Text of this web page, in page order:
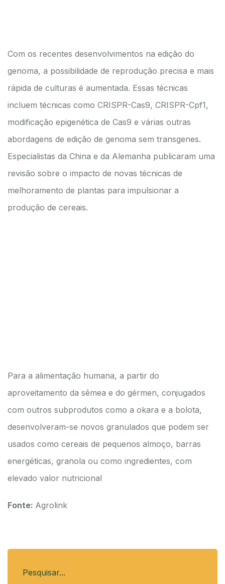
Com os recentes desenvolvimentos na edição do
genoma, a possibilidade de reprodução precisa e mais
rápida de culturas é aumentada. Essas técnicas
incluem técnicas como CRISPR-Cas9, CRISPR-Cpf1,
modificação epigenética de Cas9 e várias outras
abordagens de edição de genoma sem transgenes.
Especialistas da China e da Alemanha publicaram uma
revisão sobre o impacto de novas técnicas de
melhoramento de plantas para impulsionar a
produção de cereais.
Para a alimentação humana, a partir do
aproveitamento da sêmea e do gérmen, conjugados
com outros subprodutos como a okara e a bolota,
desenvolveram-se novos granulados que podem ser
usados como cereais de pequenos almoço, barras
energéticas, granola ou como ingredientes, com
elevado valor nutricional
Fonte: Agrolink
Pesquisar...